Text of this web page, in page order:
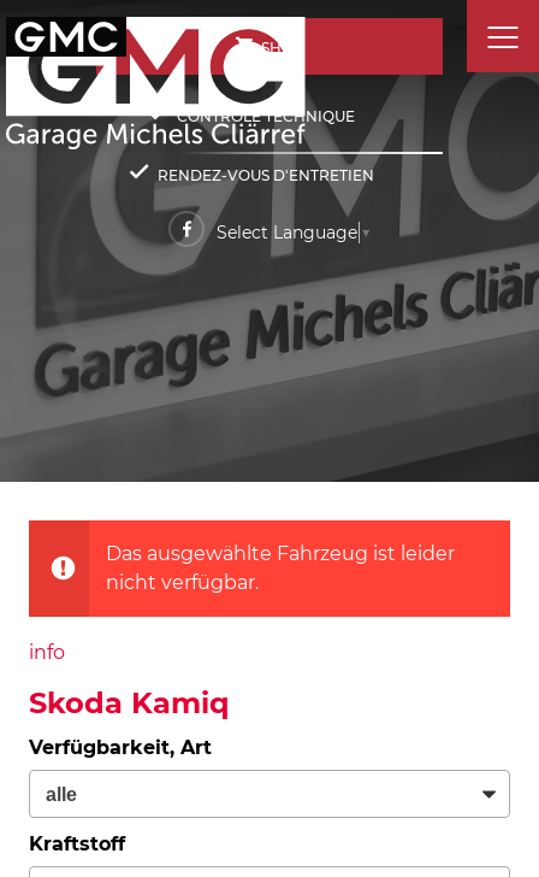
SHOP
CONTRÔLE TECHNIQUE
RENDEZ-VOUS D'ENTRETIEN
Select Language ▼
Das ausgewählte Fahrzeug ist leider
nicht verfügbar.
info
Skoda Kamiq
Verfügbarkeit, Art
Kraftstoff